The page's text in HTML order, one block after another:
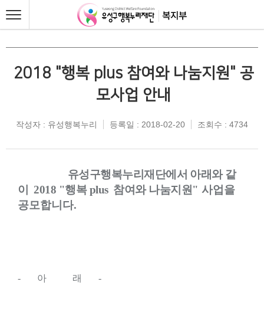
2018 "행복 plus 참여와 나눔지원" 공
모사업 안내
작성자 : 유성행복누리 등록일 : 2018-02-20 조회수 : 4734
유성구행복누리재단에서 아래와 같
이
2018 "행복plus 참여와 나눔지원 " 사업을
공모합니다.
- 아 래 -